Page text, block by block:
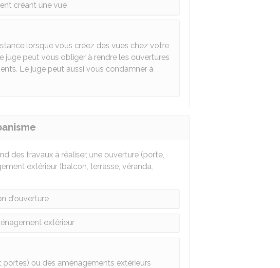
créant une vue
lorsque vous créez des vues chez votre
juge peut vous obliger à rendre les ouvertures
Le juge peut aussi vous condamner à
des travaux à réaliser, une ouverture (porte,
extérieur (balcon, terrasse, véranda,
d'ouverture
extérieur
ou des aménagements extérieurs